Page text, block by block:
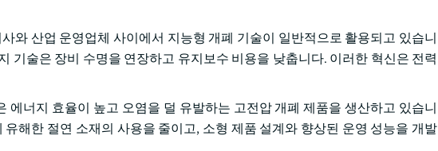
와 산업 운영업체 사이에서 지능형 개폐 기술이 일반적으로 활용되고 있습니
기술은 장비 수명을 연장하고 유지보수 비용을 낮춥니다. 이러한 혁신은 전력
너지 효율이 높고 오염을 덜 유발하는 고전압 개폐 제품을 생산하고 있습니
해한 절연 소재의 사용을 줄이고, 소형 제품 설계와 향상된 운영 성능을 개발